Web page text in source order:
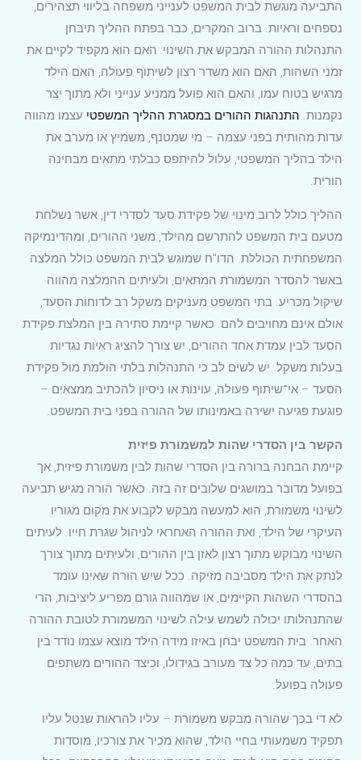
התביעה מוגשת לבית המשפט לענייני משפחה בליווי תצהירים,
נספחים וראיות. ברוב המקרים, כבר בפתח ההליך תיבחן
התנהלות ההורה המבקש את השינוי: האם הוא מקפיד לקיים את
זמני השהות, האם הוא משדר רצון לשיתוף פעולה, האם הילד
מרגיש בטוח עמו, והאם הוא פועל ממניע ענייני ולא מתוך יצר
נקמנות. התנהגות ההורים במסגרת ההליך המשפטי עצמו מהווה
עדות מהותית בפני עצמה – מי שמטנף, משמיץ או מערב את
הילד בהליך המשפטי, עלול להיתפס כבלתי מתאים מבחינה
הורית.
ההליך כולל לרוב מינוי של פקידת סעד לסדרי דין, אשר נשלחת
מטעם בית המשפט להתרשם מהילד, משני ההורים, ומהדינמיקה
המשפחתית הכוללת. הדו"ח שמוגש לבית המשפט כולל המלצה
באשר להסדר המשמורת המתאים, ולעיתים ההמלצה מהווה
שיקול מכריע. בתי המשפט מעניקים משקל רב לדוחות הסעד,
אולם אינם מחויבים להם. כאשר קיימת סתירה בין המלצת פקידת
הסעד לבין עמדת אחד ההורים, יש צורך להציג ראיות נגדיות
בעלות משקל. יש לשים לב כי התנהלות בלתי הולמת מול פקידת
הסעד – אי־שיתוף פעולה, עוינות או ניסיון להכתיב ממצאים –
פוגעת פגיעה ישירה באמינותו של ההורה בפני בית המשפט.
הקשר בין הסדרי שהות למשמורת פיזית
קיימת הבחנה ברורה בין הסדרי שהות לבין משמורת פיזית, אך
בפועל מדובר במושגים שלובים זה בזה. כאשר הורה מגיש תביעה
לשינוי משמורת, הוא למעשה מבקש לקבוע את מקום מגוריו
העיקרי של הילד, ואת ההורה האחראי לניהול שגרת חייו. לעיתים
השינוי מבוקש מתוך רצון לאזן בין ההורים, ולעיתים מתוך צורך
לנתק את הילד מסביבה מזיקה. ככל שיש הורה שאינו עומד
בהסדרי השהות הקיימים, או שמהווה גורם מפריע ליציבות, הרי
שהתנהלותו יכולה לשמש עילה לשינוי המשמורת לטובת ההורה
האחר. בית המשפט יבחן באיזו מידה הילד מוצא עצמו נודד בין
בתים, עד כמה כל צד מעורב בגידולו, וכיצד ההורים משתפים
פעולה בפועל.
לא די בכך שהורה מבקש משמורת – עליו להראות שנטל עליו
תפקיד משמעותי בחיי הילד, שהוא מכיר את צורכיו, מוסדות